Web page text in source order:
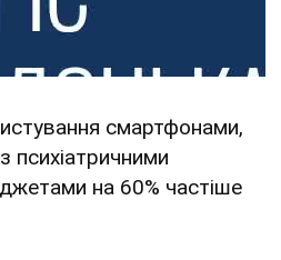
смартфонами,
психіатричними
на 60% частіше